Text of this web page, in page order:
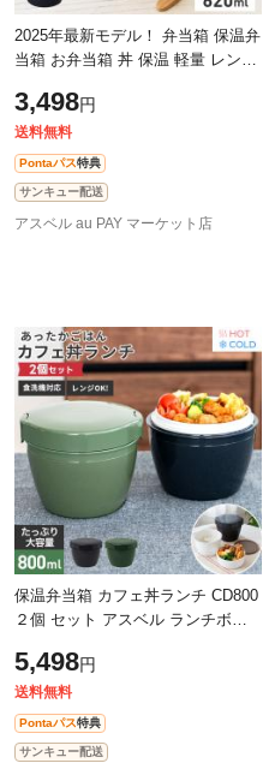
2025年最新モデル！ 弁当箱 保温弁
当箱 お弁当箱 丼 保温 軽量 レンジ
ンチボックス ランチジャー 女子
3,498円
送料無料
Pontaパス特典
サンキュー配送
アスベル au PAY マーケット店
保温弁当箱 カフェ丼ランチ CD800
２個 セット アスベル ランチボッ
女性 男性 おしゃれ 抗菌 ランチ
5,498円
送料無料
Pontaパス特典
サンキュー配送